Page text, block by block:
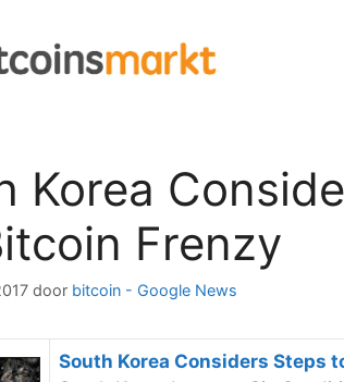
Korea
Frenzy
door bitcoin - Google News
South Korea Considers Steps